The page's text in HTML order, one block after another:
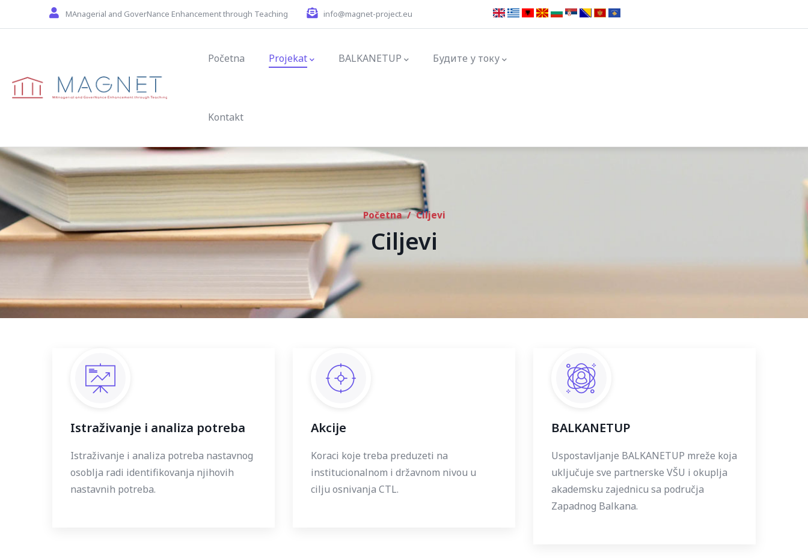
Skip to main contentMAnagerial and GoverNance Enhancement through Teaching info@magnet-project.eu
Početna Projekat BALKANETUP Будите у току
Kontakt
Početna / Ciljevi
Ciljevi
Istraživanje i analiza potreba
Istraživanje i analiza potreba nastavnog
osoblja radi identifikovanja njihovih
nastavnih potreba.
Akcije
Koraci koje treba preduzeti na
institucionalnom i državnom nivou u
cilju osnivanja CTL.
BALKANETUP
Uspostavljanje BALKANETUP mreže koja
uključuje sve partnerske VŠU i okuplja
akademsku zajednicu sa područja
Zapadnog Balkana.